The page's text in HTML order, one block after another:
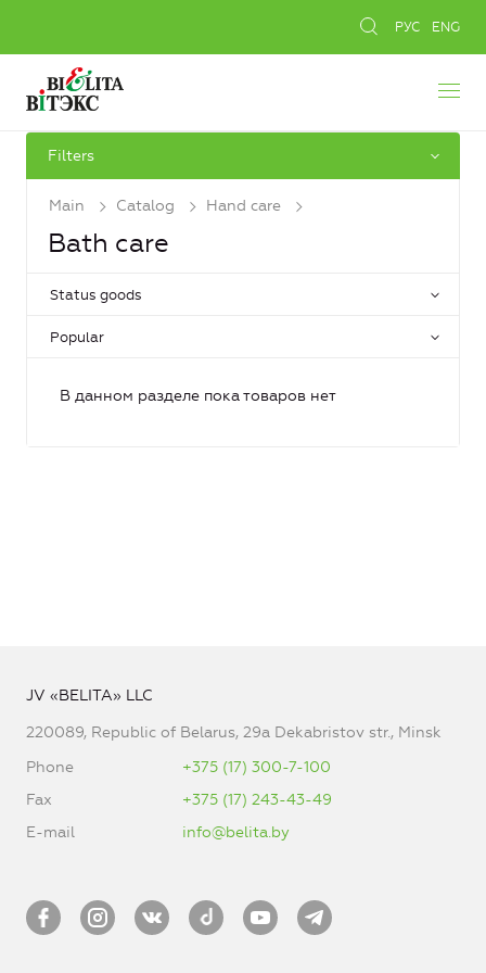
РУС ENG
Filters
Main Catalog Hand care
Bath care
Status goods
Popular
В данном разделе пока товаров нет
JV «BELITA» LLC
220089, Republic of Belarus, 29a Dekabristov str., Minsk
Phone
+375 (17) 300-7-100
Fax
+375 (17) 243-43-49
E-mail
info@belita.by